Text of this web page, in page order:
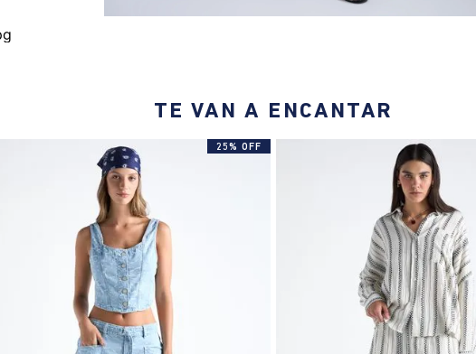
TE VAN A ENCANTAR
25% OFF